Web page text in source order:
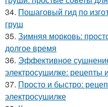
34. Пошаговый гид по
груш
35. Зимняя морковь:
долгое время
36. Эффективное
электросушилке: рецепты
37. Просто и быстро:
электросушилке